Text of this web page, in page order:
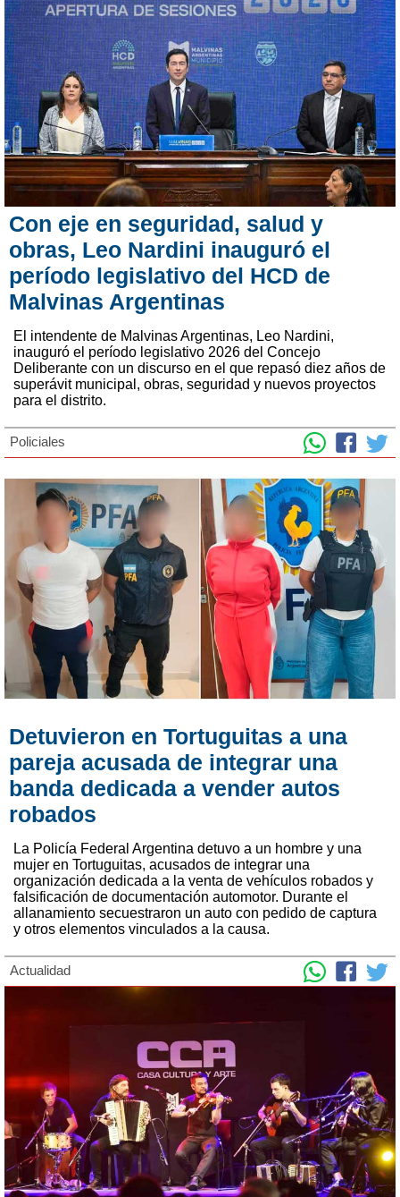
Con eje en seguridad, salud y
obras, Leo Nardini inauguró el
período legislativo del HCD de
Malvinas Argentinas
El intendente de Malvinas Argentinas, Leo Nardini,
inauguró el período legislativo 2026 del Concejo
Deliberante con un discurso en el que repasó diez años de
superávit municipal, obras, seguridad y nuevos proyectos
para el distrito.
Policiales
Detuvieron en Tortuguitas a una
pareja acusada de integrar una
banda dedicada a vender autos
robados
La Policía Federal Argentina detuvo a un hombre y una
mujer en Tortuguitas, acusados de integrar una
organización dedicada a la venta de vehículos robados y
falsificación de documentación automotor. Durante el
allanamiento secuestraron un auto con pedido de captura
y otros elementos vinculados a la causa.
Actualidad